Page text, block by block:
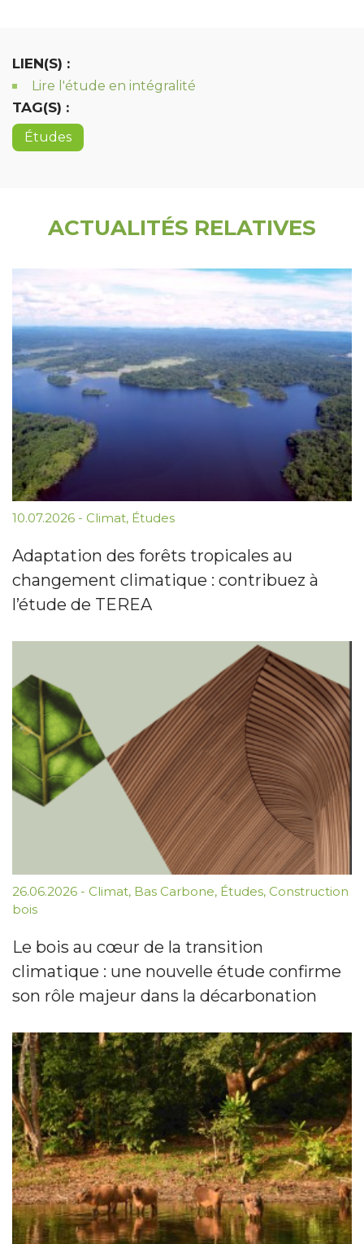
LIEN(S) :
Lire l'étude en intégralité
TAG(S) :
Études
ACTUALITÉS RELATIVES
10.07.2026 - Climat, Études
Adaptation des forêts tropicales au
changement climatique : contribuez à
l’étude de TEREA
26.06.2026 - Climat, Bas Carbone, Études, Construction
bois
Le bois au cœur de la transition
climatique : une nouvelle étude confirme
son rôle majeur dans la décarbonation